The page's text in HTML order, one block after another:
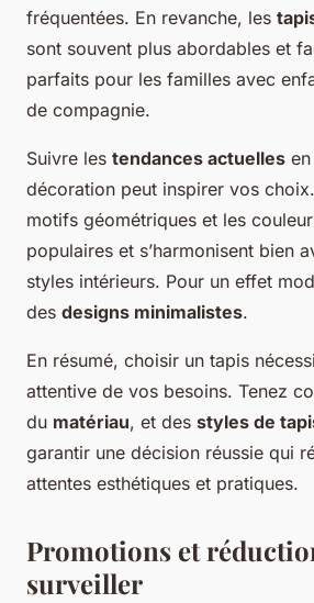
fréquentées. En revanche, les
sont souvent plus abordables et
parfaits pour les familles avec
de compagnie.
Suivre les tendances actuelles
décoration peut inspirer vos
motifs géométriques et les
populaires et s’harmonisent bien
styles intérieurs. Pour un effet
des designs minimalistes.
En résumé, choisir un tapis
attentive de vos besoins. Tenez
du matériau, et des styles de
garantir une décision réussie qui
attentes esthétiques et pratiques.
Promotions et
surveiller